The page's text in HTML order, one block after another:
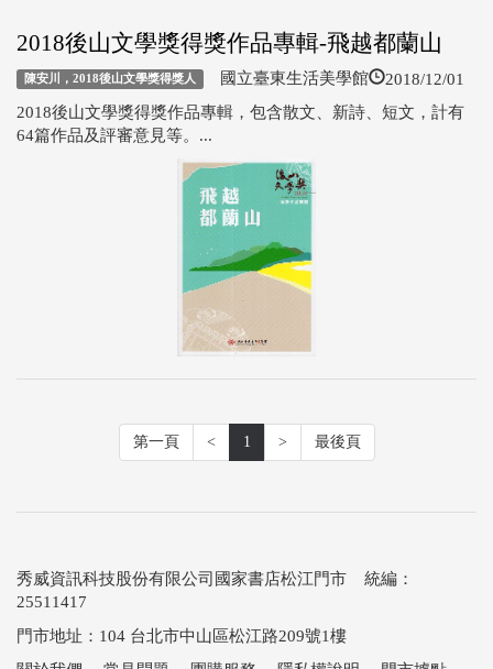
2018後山文學獎得獎作品專輯-飛越都蘭山
陳安川，2018後山文學獎得獎人 國立臺東生活美學館 2018/12/01
2018後山文學獎得獎作品專輯，包含散文、新詩、短文，計有
64篇作品及評審意見等。...
第一頁 < 1 > 最後頁
秀威資訊科技股份有限公司國家書店松江門市 統編：
25511417
門市地址：104 台北市中山區松江路209號1樓